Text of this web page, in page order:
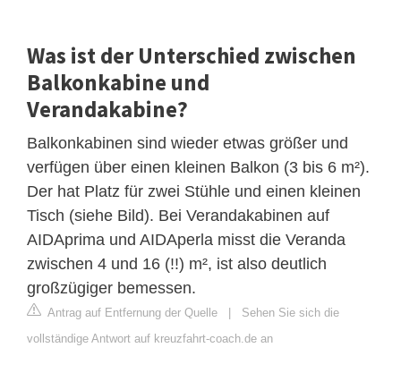
Was ist der Unterschied zwischen
Balkonkabine und
Verandakabine?
Balkonkabinen sind wieder etwas größer und
verfügen über einen kleinen Balkon (3 bis 6 m²).
Der hat Platz für zwei Stühle und einen kleinen
Tisch (siehe Bild). Bei Verandakabinen auf
AIDAprima und AIDAperla misst die Veranda
zwischen 4 und 16 (!!) m², ist also deutlich
großzügiger bemessen.
Antrag auf Entfernung der Quelle
Sehen Sie sich die
vollständige Antwort auf kreuzfahrt-coach.de an